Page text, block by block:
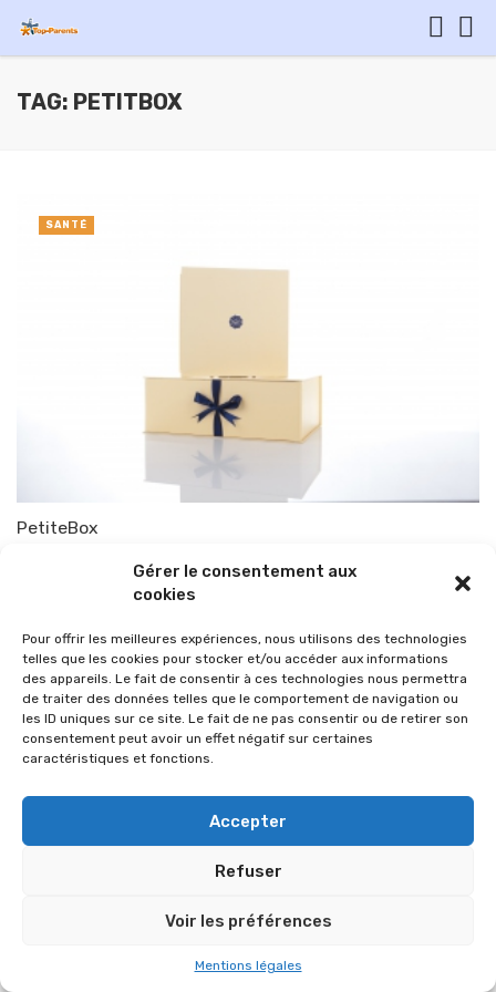
Gérer le consentement aux
cookies
Pour offrir les meilleures expériences, nous utilisons des technologies
telles que les cookies pour stocker et/ou accéder aux informations
des appareils. Le fait de consentir à ces technologies nous permettra
de traiter des données telles que le comportement de navigation ou
les ID uniques sur ce site. Le fait de ne pas consentir ou de retirer son
consentement peut avoir un effet négatif sur certaines
caractéristiques et fonctions.
Accepter
Refuser
Voir les préférences
Mentions légales
TAG: PETITBOX
PetiteBox
SANTÉ
© 2026 Im-presse. Tous droits réservés.
MENTIONS LÉGALES